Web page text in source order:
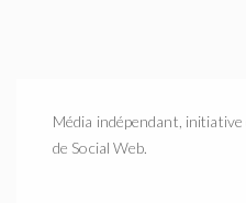
Média indépendant,
de Social Web.